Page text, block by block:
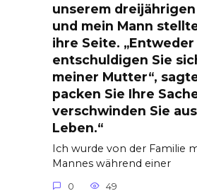
unserem dreijährigen
und mein Mann
ihre Seite. „Entweder
entschuldigen Sie
meiner Mutter“,
packen Sie Ihre
verschwinden Sie
Leben.“
Ich wurde von der Familie
Mannes während einer
0 49